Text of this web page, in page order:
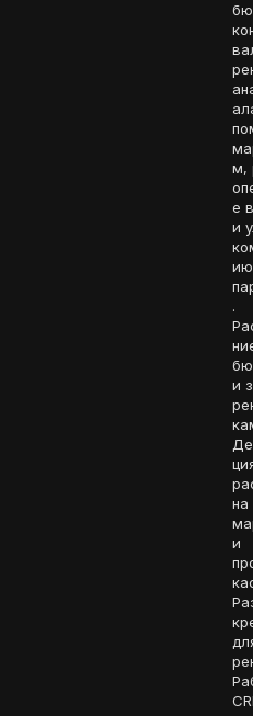
м,
е
и
.
и
на
и